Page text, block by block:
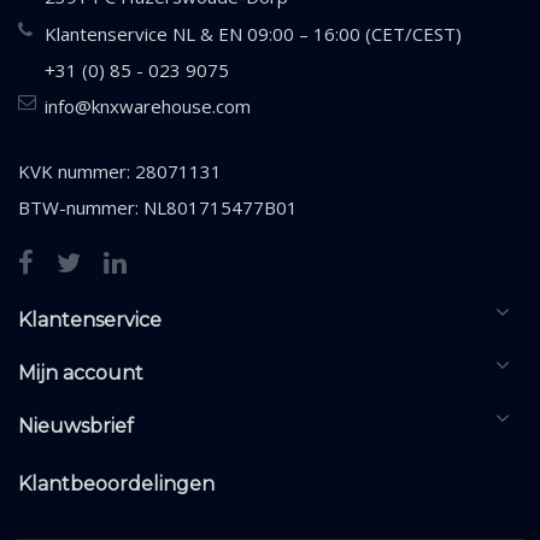
Klantenservice NL & EN 09:00 – 16:00 (CET/CEST)
+31 (0) 85 - 023 9075
info@knxwarehouse.com
KVK nummer: 28071131
BTW-nummer: NL801715477B01
Klantenservice
Mijn account
Nieuwsbrief
Klantbeoordelingen